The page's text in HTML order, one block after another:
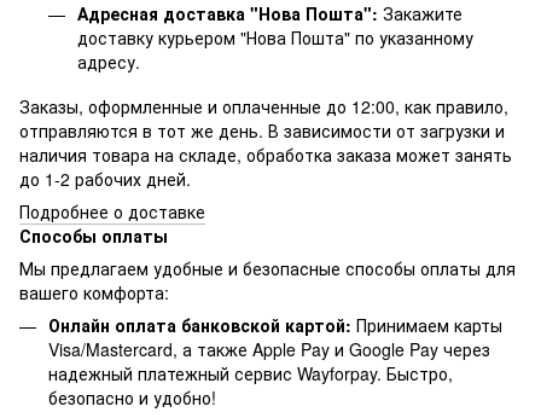
Адресная доставка "Нова Пошта": Закажите
доставку курьером "Нова Пошта" по указанному
адресу.
Заказы, оформленные и оплаченные до 12:00, как правило,
отправляются в тот же день. В зависимости от загрузки и
наличия товара на складе, обработка заказа может занять
до 1-2 рабочих дней.
Подробнее о доставке
Способы оплаты
Мы предлагаем удобные и безопасные способы оплаты для
вашего комфорта:
Онлайн оплата банковской картой: Принимаем карты
Visa/Mastercard, а также Apple Pay и Google Pay через
надежный платежный сервис Wayforpay. Быстро,
безопасно и удобно!